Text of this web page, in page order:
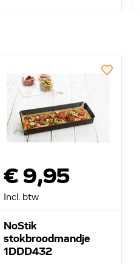
€ 9,95
Incl. btw
NoStik
stokbroodmandje
1DDD432